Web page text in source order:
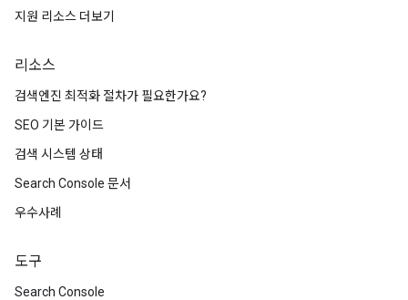
지원 리소스 더보기
리소스
검색엔진 최적화 절차가 필요한가요?
SEO 기본 가이드
검색 시스템 상태
Search Console 문서
우수사례
도구
Search Console